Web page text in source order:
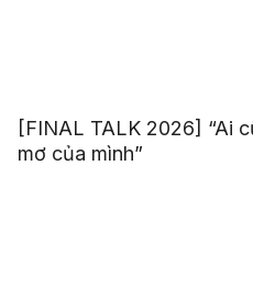
[FINAL TALK 2026] “Ai
mơ của mình”